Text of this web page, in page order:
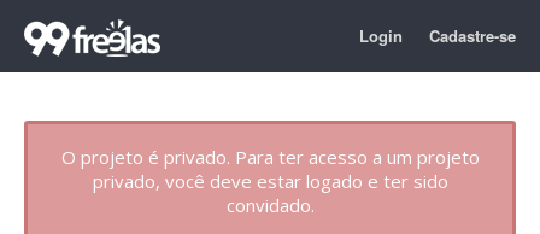
Login Cadastre-se
O projeto é privado. Para ter acesso a um projeto
privado, você deve estar logado e ter sido
convidado.